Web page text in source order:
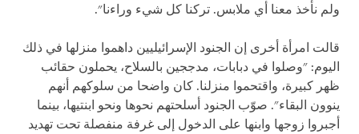
ولم نأخذ معنا أي ملابس. تركنا كل شيء وراءنا".
قالت امرأة أخرى إن الجنود الإسرائيليين داهموا منزلها في ذلك
اليوم: "وصلوا في دبابات، مدججين بالسلاح، يحملون حقائب
ظهر كبيرة، واقتحموا منزلنا. كان واضحا من سلوكهم أنهم
ينوون البقاء". صوّب الجنود أسلحتهم نحوها ونحو ابنتيها، بينما
أجبروا زوجها وابنها على الدخول إلى غرفة منفصلة تحت تهديد